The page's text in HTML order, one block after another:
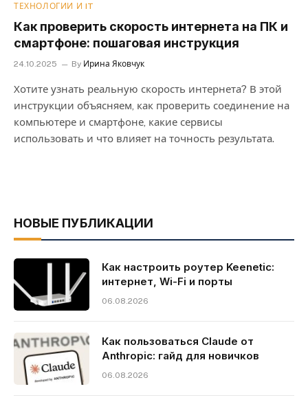
ТЕХНОЛОГИИ И IT
Как проверить скорость интернета на ПК и
смартфоне: пошаговая инструкция
24.10.2025 By Ирина Яковчук
Хотите узнать реальную скорость интернета? В этой
инструкции объясняем, как проверить соединение на
компьютере и смартфоне, какие сервисы
использовать и что влияет на точность результата.
НОВЫЕ ПУБЛИКАЦИИ
Как настроить роутер Keenetic:
интернет, Wi-Fi и порты
06.08.2026
Как пользоваться Claude от
Anthropic: гайд для новичков
06.08.2026